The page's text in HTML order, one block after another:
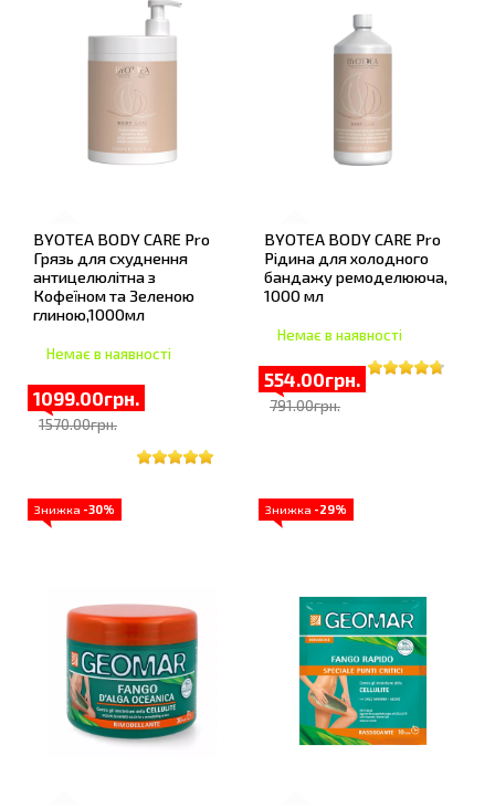
BYOTEA BODY CARE Pro
Грязь для схуднення
антицелюлітна з
Кофеїном та Зеленою
глиною,1000мл
Немає в наявності
1099.00грн.
1570.00грн.
BYOTEA BODY CARE Pro
Рідина для холодного
бандажу ремоделююча,
1000 мл
Немає в наявності
554.00грн.
791.00грн.
Знижка -30% Знижка -29%